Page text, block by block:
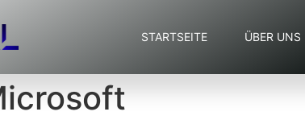
STARTSEITE ÜBER UNS